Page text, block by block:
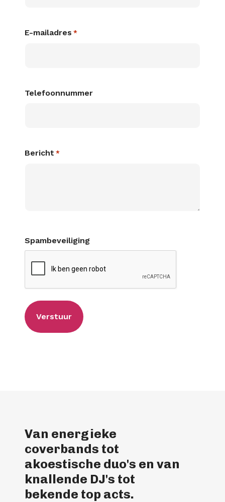
E-mailadres *
Telefoonnummer
Bericht *
Spambeveiliging
Van energieke
coverbands tot
akoestische duo's en van
knallende DJ's tot
bekende top acts.